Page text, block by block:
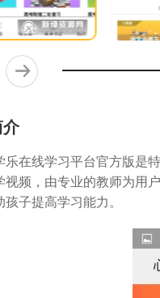
介
乐在线学习平台官方版是
视频，由专业的教师为用
孩子提高学习能力。